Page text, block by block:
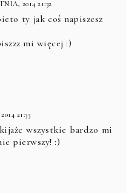
2014 21:32
ty jak coś napiszesz
mi więcej :)
21:33
wszystkie bardzo mi
pierwszy! :)